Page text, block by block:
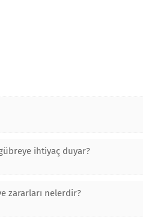
ihtiyaç duyar?
zararları nelerdir?